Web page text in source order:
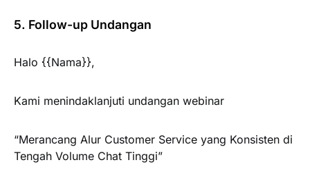
5. Follow-up Undangan
Halo {{Nama}},
Kami menindaklanjuti undangan webinar
“Merancang Alur Customer Service yang Konsisten di
Tengah Volume Chat Tinggi”